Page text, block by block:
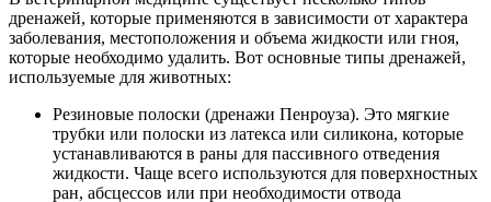
дренажей, которые применяются в зависимости от характера
заболевания, местоположения и объема жидкости или гноя,
которые необходимо удалить. Вот основные типы дренажей,
используемые для животных:
Резиновые полоски (дренажи Пенроуза). Это мягкие
трубки или полоски из латекса или силикона, которые
устанавливаются в раны для пассивного отведения
жидкости. Чаще всего используются для поверхностных
ран, абсцессов или при необходимости отвода